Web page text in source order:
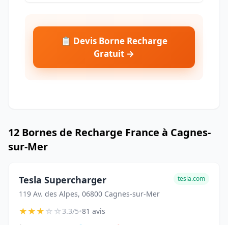
📋 Devis Borne Recharge
Gratuit →
12 Bornes de Recharge France à Cagnes-
sur-Mer
Tesla Supercharger
119 Av. des Alpes, 06800 Cagnes-sur-Mer
tesla.com
★★★☆☆3.3/5•81 avis